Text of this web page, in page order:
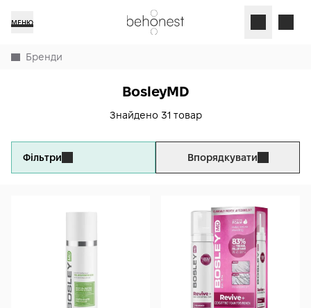
МЕНЮ
Бренди
BosleyMD
Знайдено 31 товар
Фільтри Впорядкувати